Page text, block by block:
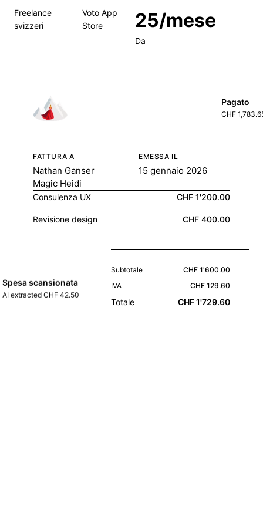
Freelance
svizzeri
Voto App
Store
25/mese
Da
FATTURA A
Nathan Ganser
Magic Heidi
EMESSA IL
15 gennaio 2026
Consulenza UX CHF 1'200.00
Revisione design CHF 400.00
Subtotale
CHF 1'600.00
IVA
CHF 129.60
Totale CHF 1'729.60
Pagato
CHF
Spesa scansionata
AI extracted CHF 42.50